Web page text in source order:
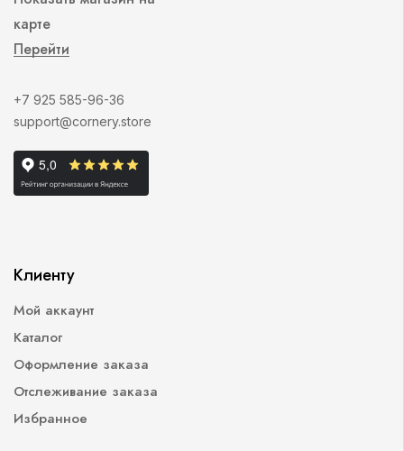
карте
Перейти
+7 925 585-96-36
support@cornery.store
Клиенту
Мой аккаунт
Каталог
Оформление заказа
Отслеживание заказа
Избранное